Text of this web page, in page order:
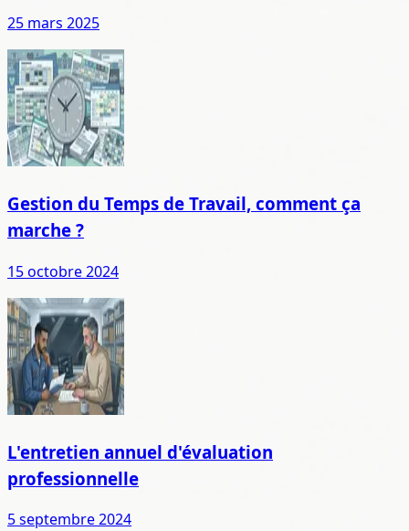
25 mars 2025
Gestion du Temps de Travail, comment ça
marche ?
15 octobre 2024
L'entretien annuel d'évaluation
professionnelle
5 septembre 2024